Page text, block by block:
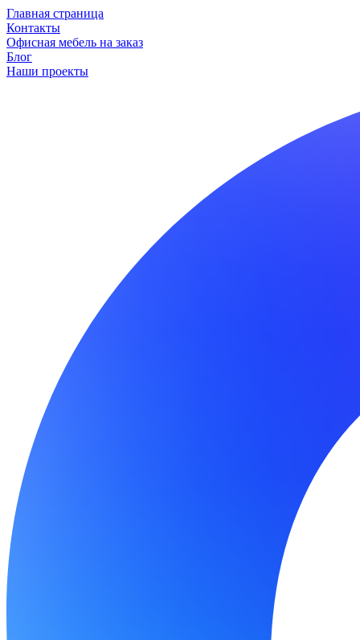
Главная страница
Контакты
Офисная мебель на заказ
Блог
Наши проекты